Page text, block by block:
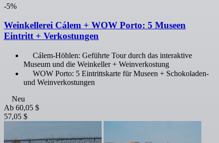
-5%
Weinkellerei Cálem + WOW Porto: 5 Museen
Eintritt + Verkostungen
Cálem-Höhlen: Geführte Tour durch das interaktive
Museum und die Weinkeller + Weinverkostung
WOW Porto: 5 Eintrittskarte für Museen + Schokoladen-
und Weinverkostungen
Neu
Ab 60,05 $
57,05 $